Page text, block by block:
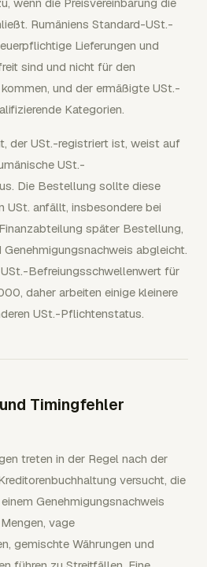
Rumäniens Standard-USt.-
Lieferungen und
sind und nicht für den
und der ermäßigte USt.-
Kategorien.
der USt.-registriert ist, weist auf
USt.-
Die Bestellung sollte diese
USt. anfällt, insbesondere bei
später Bestellung,
Genehmigungsnachweis abgleicht.
Befreiungsschwellenwert für
daher arbeiten einige kleinere
USt.-Pflichtenstatus.
Timingfehler
treten in der Regel nach der
versucht, die
Genehmigungsnachweis
vage
gemischte Währungen und